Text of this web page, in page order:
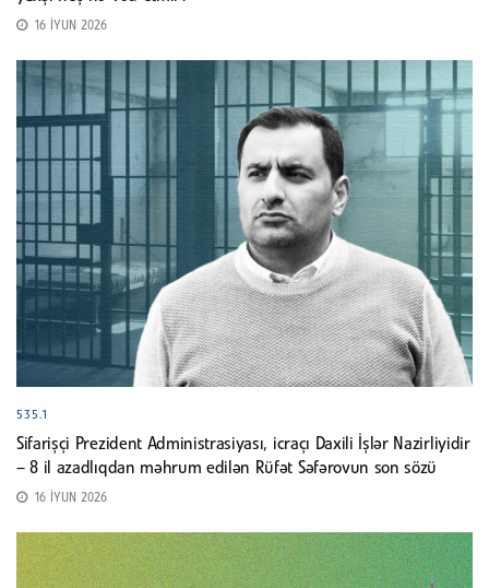
16 İYUN 2026
535.1
Sifarişçi Prezident Administrasiyası, icraçı Daxili İşlər Nazirliyidir
– 8 il azadlıqdan məhrum edilən Rüfət Səfərovun son sözü
16 İYUN 2026